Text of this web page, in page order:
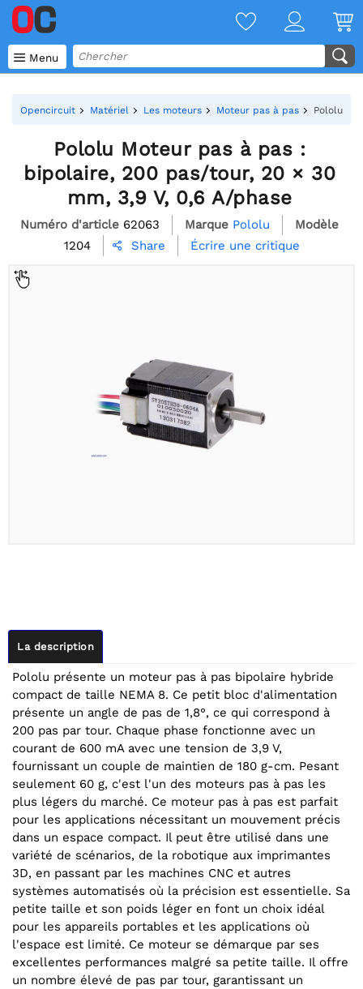
 Menu
Opencircuit Matériel Les moteurs Moteur pas à pas Pololu
Pololu Moteur pas à pas :
bipolaire, 200 pas/tour, 20 × 30
mm, 3,9 V, 0,6 A/phase
Numéro d'article 62063 Marque Pololu
Modèle
1204
 Share Écrire une critique
La description
Pololu présente un moteur pas à pas bipolaire hybride
compact de taille NEMA 8. Ce petit bloc d'alimentation
présente un angle de pas de 1,8°, ce qui correspond à
200 pas par tour. Chaque phase fonctionne avec un
courant de 600 mA avec une tension de 3,9 V,
fournissant un couple de maintien de 180 g-cm. Pesant
seulement 60 g, c'est l'un des moteurs pas à pas les
plus légers du marché. Ce moteur pas à pas est parfait
pour les applications nécessitant un mouvement précis
dans un espace compact. Il peut être utilisé dans une
variété de scénarios, de la robotique aux imprimantes
3D, en passant par les machines CNC et autres
systèmes automatisés où la précision est essentielle. Sa
petite taille et son poids léger en font un choix idéal
pour les appareils portables et les applications où
l'espace est limité. Ce moteur se démarque par ses
excellentes performances malgré sa petite taille. Il offre
un nombre élevé de pas par tour, garantissant un